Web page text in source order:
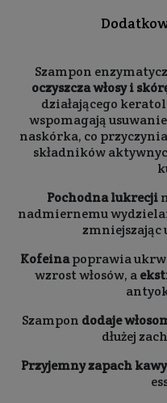
Szampon
oczyszcza włosy i
działającego
wspomagają
naskórka, co
składników
Pochodna lukrecji
nadmiernemu
zmniejszając
Kofeinapoprawia
wzrost włosów, a
Szampon dodaje
dłużej
Przyjemny zapach kawy